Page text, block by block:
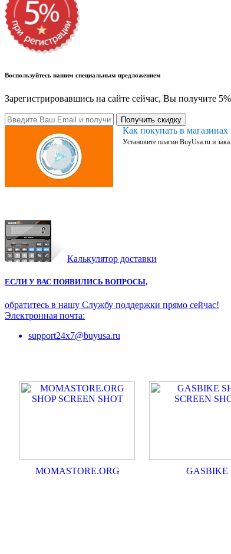
Воспользуйтесь нашим специальным предложением
Зарегистрировавшись на сайте сейчас, Вы получите
Получить скидку
Как покупать в
Установите плагин BuyUsa.ru и
Калькулятор доставки
ЕСЛИ У ВАС ПОЯВИЛИСЬ ВОПРОСЫ,
обратитесь в нашу Службу поддержки прямо сейчас!
Электронная почта:
support24x7@buyusa.ru
MOMASTORE.ORG GASBIKE